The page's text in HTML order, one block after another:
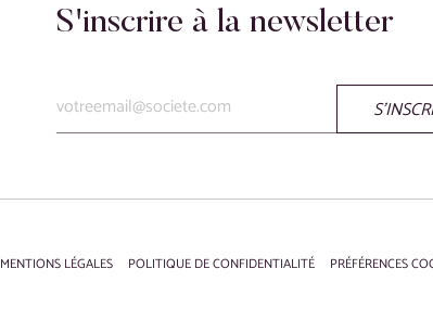
S'inscrire à la newsletter
MENTIONS LÉGALES POLITIQUE DE CONFIDENTIALITÉ PRÉFÉRENCES